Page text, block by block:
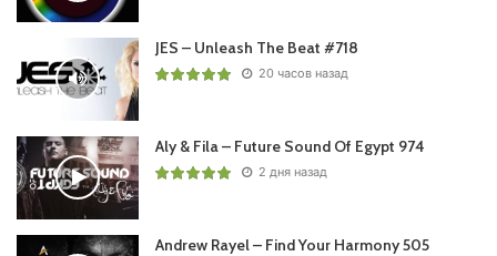
JES – Unleash The Beat #718
20 часов назад
Aly & Fila – Future Sound Of Egypt 974
2 дня назад
Andrew Rayel – Find Your Harmony 505